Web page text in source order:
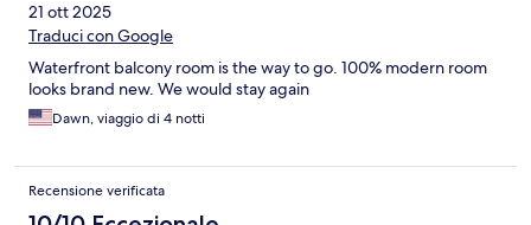
21 ott 2025
Traduci con Google
Waterfront balcony room is the way to go. 100% modern room
looks brand new. We would stay again
Dawn, viaggio di 4 notti
Recensione verificata